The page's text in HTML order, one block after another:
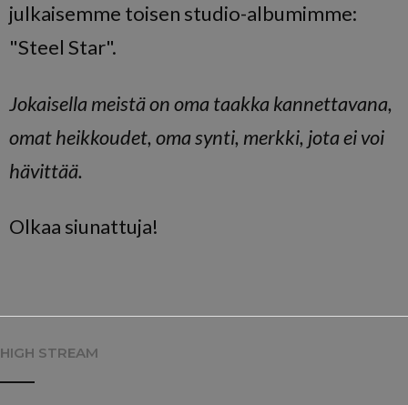
julkaisemme toisen studio-albumimme:
"Steel Star".
Jokaisella meistä on oma taakka kannettavana,
omat heikkoudet, oma synti, merkki, jota ei voi
hävittää.
Olkaa siunattuja!
HIGH STREAM